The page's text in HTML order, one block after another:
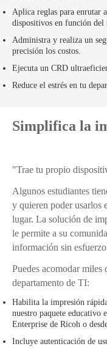
Aplica reglas para enrutar
dispositivos en función del
Administra y realiza un
precisión los costos.
Ejecuta un CRD
Reduce el estrés en tu
Simplifica la
"Trae tu propio
Algunos estudiantes
y quieren poder usarlos
lugar. La solución de
le permite a su
información sin
Puedes acomodar miles
departamento de TI:
Habilita la impresión
nuestro paquete educativo
Enterprise de Ricoh o
Incluye autenticación de